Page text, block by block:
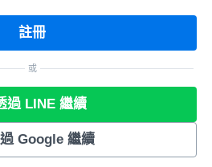
註冊
或
過 LINE 繼續
Google 繼續